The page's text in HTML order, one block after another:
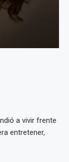
a vivir frente
entretener,